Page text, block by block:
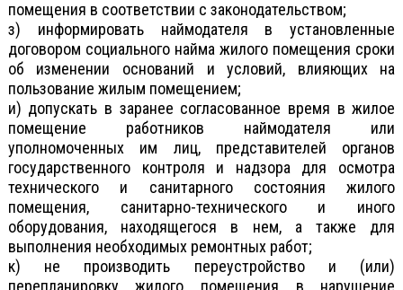
помещения в соответствии с законодательством;
з) информировать наймодателя в установленные
договором социального найма жилого помещения сроки
об изменении оснований и условий, влияющих на
пользование жилым помещением;
и) допускать в заранее согласованное время в жилое
помещение работников наймодателя или
уполномоченных им лиц, представителей органов
государственного контроля и надзора для осмотра
технического и санитарного состояния жилого
помещения, санитарно-технического и иного
оборудования, находящегося в нем, а также для
выполнения необходимых ремонтных работ;
к) не производить переустройство и (или)
перепланировку жилого помещения в нарушение